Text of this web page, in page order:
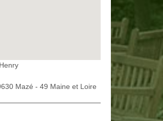
Mazé - 49 Maine et Loire